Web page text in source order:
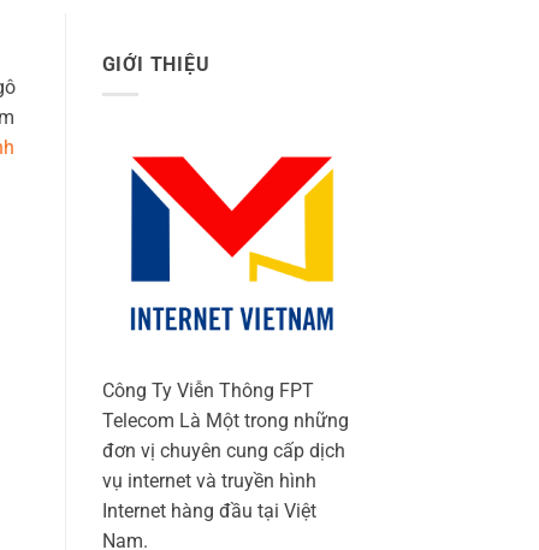
GIỚI THIỆU
Công Ty Viễn Thông FPT
Telecom Là Một trong những
đơn vị chuyên cung cấp dịch
vụ internet và truyền hình
Internet hàng đầu tại Việt
Nam.